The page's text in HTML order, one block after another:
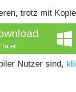
trotz mit
later
Nutzer sind,